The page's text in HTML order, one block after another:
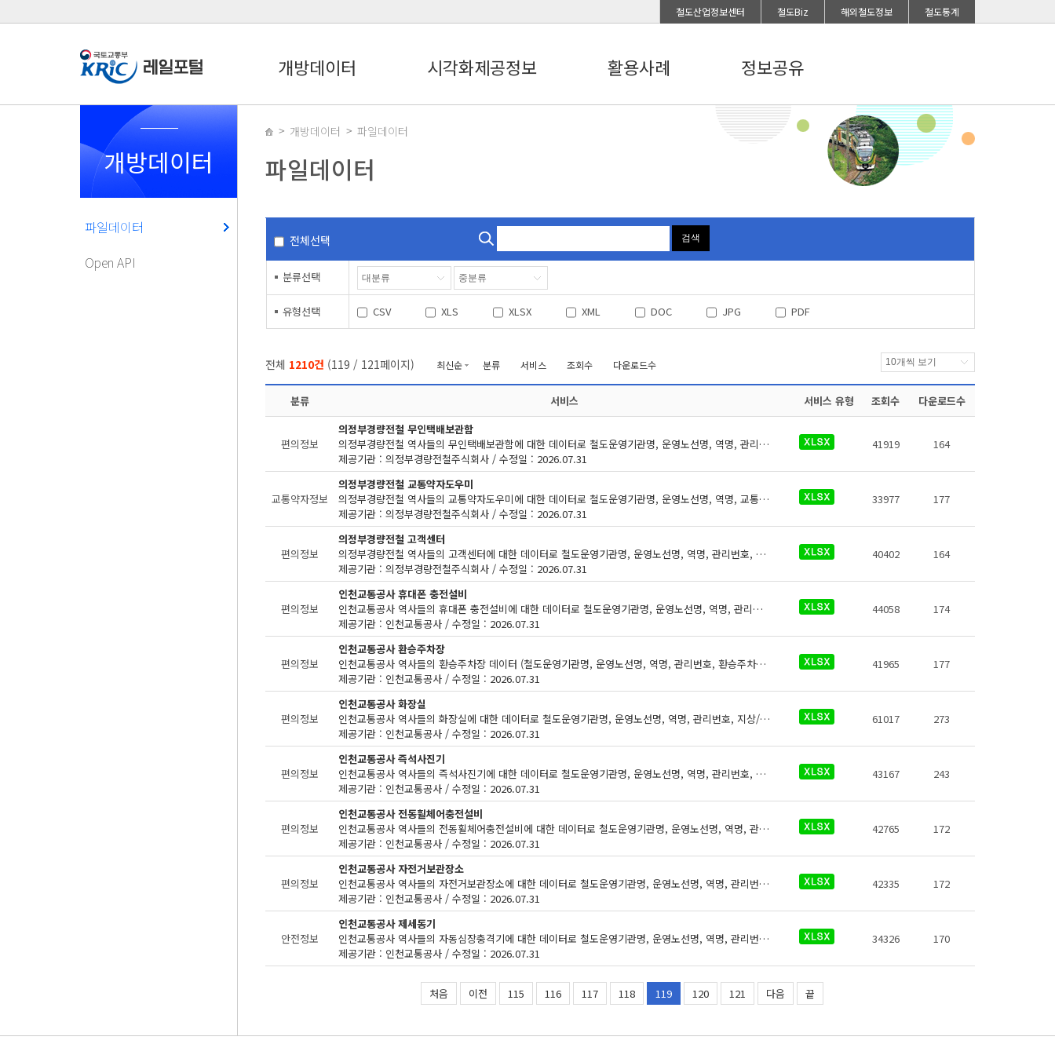
철도산업정보센터 철도Biz 해외철도정보 철도통계
개방데이터 시각화제공정보 활용사례 정보공유
개방데이터
파일데이터
Open API
개방데이터 파일데이터
파일데이터
전체선택 검색
분류선택
유형선택 CSV XLS XLSX XML DOC JPG PDF
전체 1210건 (119 / 121페이지) 최신순 분류 서비스 조회수 다운로드수
분류 서비스 서비스 유형 조회수 다운로드수
편의정보
의정부경량전철 무인택배보관함
의정부경량전철 역사들의 무인택배보관함에 대한 데이터로 철도운영기관명, 운영노선명, 역명, 관리번호, 무인편의시설명, 크기코드, 지상지하구분, 역층, 상세위치, 시설수, 이용요금, 운영사, 전화번호, 데이터 기준일자, 참고사항이 있습니다.
제공기관 : 의정부경량전철주식회사 / 수정일 : 2026.07.31
41919 164
교통약자정보
의정부경량전철 교통약자도우미
의정부경량전철 역사들의 교통약자도우미에 대한 데이터로 철도운영기관명, 운영노선명, 역명, 교통약자도우미 전화번호, 데이터 기준일자, 참고사항이 있습니다.
제공기관 : 의정부경량전철주식회사 / 수정일 : 2026.07.31
33977 177
편의정보
의정부경량전철 고객센터
의정부경량전철 역사들의 고객센터에 대한 데이터로 철도운영기관명, 운영노선명, 역명, 관리번호, 역내시설구분, 지상지하구분, 역층, (근접) 출입구번호, 상세위치, 이용시간, 전화번호, 데이터 기준일자, 참고사항이 있습니다.
제공기관 : 의정부경량전철주식회사 / 수정일 : 2026.07.31
40402 164
편의정보
인천교통공사 휴대폰 충전설비
인천교통공사 역사들의 휴대폰 충전설비에 대한 데이터로 철도운영기관명, 운영노선명, 역명, 관리번호, 충전설비구분, 지상지하구분, 역층, 커넥터구분, 상세위치, 충전설비수, 이용요금, 전화번호, 데이터 기준일자, 참고사항이 있습니다.
제공기관 : 인천교통공사 / 수정일 : 2026.07.31
44058 174
편의정보
인천교통공사 환승주차장
인천교통공사 역사들의 환승주차장 데이터 (철도운영기관명, 운영노선명, 역명, 관리번호, 환승주차장명, 출입구 번호, 주차면수, 급지, 운영시간(평일), 운영시간(휴일), 주차요금, 주차요금(월정액권), 주차요금(기타), 운영기관명, 전화번호, 데이터 기준일자, 참고사항)이 있습니다.
제공기관 : 인천교통공사 / 수정일 : 2026.07.31
41965 177
편의정보
인천교통공사 화장실
인천교통공사 역사들의 화장실에 대한 데이터로 철도운영기관명, 운영노선명, 역명, 관리번호, 지상/지하 구분, 역층, 게이트 내외 구분, (근접) 출입구번호, 상세위치, 화장실 구분, 데이터 기준일자, 참고사항이 있습니다.
제공기관 : 인천교통공사 / 수정일 : 2026.07.31
61017 273
편의정보
인천교통공사 즉석사진기
인천교통공사 역사들의 즉석사진기에 대한 데이터로 철도운영기관명, 운영노선명, 역명, 관리번호, 무인편의시설구분, 크기코드, 지상지하구분, 역층, 상세위치, 시설수, 이용요금, 운영사, 전화번호, 데이터 기준일자, 참고사항이 있습니다.
제공기관 : 인천교통공사 / 수정일 : 2026.07.31
43167 243
편의정보
인천교통공사 전동휠체어충전설비
인천교통공사 역사들의 전동휠체어충전설비에 대한 데이터로 철도운영기관명, 운영노선명, 역명, 관리번호, 충전설비구분, 지상지하구분, 역층, 커넥터구분, 상세위치, 충전설비수, 이용요금, 전화번호, 데이터 기준일자, 참고사항이 있습니다.
제공기관 : 인천교통공사 / 수정일 : 2026.07.31
42765 172
편의정보
인천교통공사 자전거보관장소
인천교통공사 역사들의 자전거보관장소에 대한 데이터로 철도운영기관명, 운영노선명, 역명, 관리번호, 출입구번호, 보관대수, 설치형태, 상세위치, 관리기관 전화번호, 관리기관명, 데이터 기준일자, 참고사항이 있습니다.
제공기관 : 인천교통공사 / 수정일 : 2026.07.31
42335 172
안전정보
인천교통공사 제세동기
인천교통공사 역사들의 자동심장충격기에 대한 데이터로 철도운영기관명, 운영노선명, 역명, 관리번호, 역내안전설비구분, 지상지하구분, 역층, 역층구분, (근접) 출입구번호, 상세위치, 제세동기 운영방식, 제세동기 출력에너지, 보유대수, 데이터 기준일자, 참고사항이 있습니다.
제공기관 : 인천교통공사 / 수정일 : 2026.07.31
34326 170
처음 이전 115 116 117 118 119 120 121 다음 끝